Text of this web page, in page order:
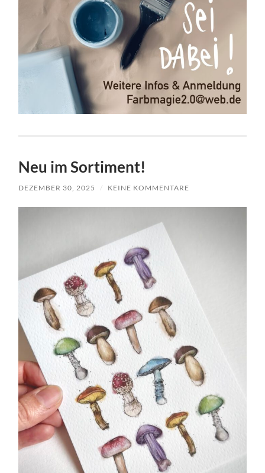
Neu im Sortiment!
DEZEMBER 30, 2025 / KEINE KOMMENTARE